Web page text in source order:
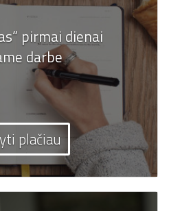
pirmai dienai
darbe
plačiau